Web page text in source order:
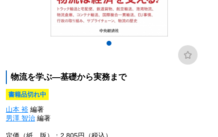
物流を学ぶ―基礎から実務まで
書籍品切れ中
山本 裕編著
男澤 智治編著